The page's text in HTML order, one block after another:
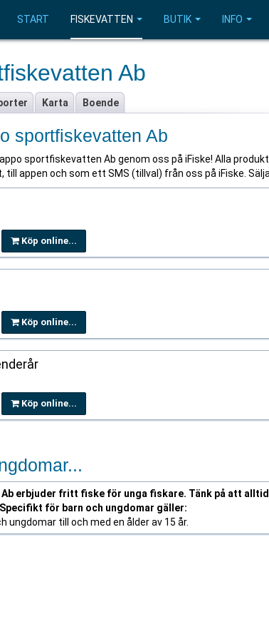
START FISKEVATTEN BUTIK INFO
Ab
Karta Boende
sportfiskevatten Ab
sportfiskevatten Ab genom oss på iFiske! Alla
till appen och som ett SMS (tillval) från oss på iFiske.
Köp online...
Köp online...
Köp online...
erbjuder fritt fiske för unga fiskare. Tänk på att
för barn och ungdomar gäller:
ungdomar till och med en ålder av 15 år.